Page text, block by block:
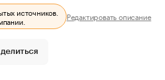
источников. Редактировать описание